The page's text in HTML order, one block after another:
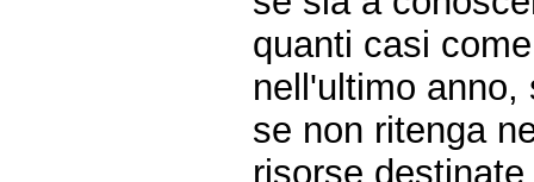
quanti casi
nell'ultimo
se non ritenga
risorse